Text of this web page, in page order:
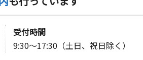
受付時間
9:30～17:30（土日、祝日除く）